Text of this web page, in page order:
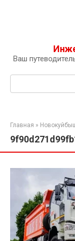
Ваш
Поиск:
Главная »